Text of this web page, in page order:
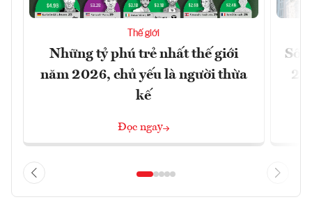
Thế giới
Những tỷ phú trẻ nhất thế giới
năm 2026, chủ yếu là người thừa
kế
Đọc ngay
Số